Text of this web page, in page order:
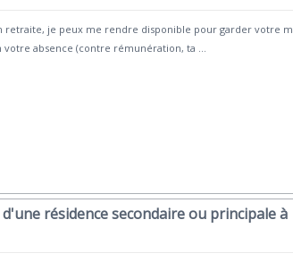
retraite, je peux me rendre disponible pour garder votre
absence (contre rémunération, ta ...
résidence secondaire ou principale à